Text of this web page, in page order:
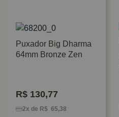
Puxador Big Dharma
64mm Bronze Zen
R$ 130,77
2x de R$ 65,38